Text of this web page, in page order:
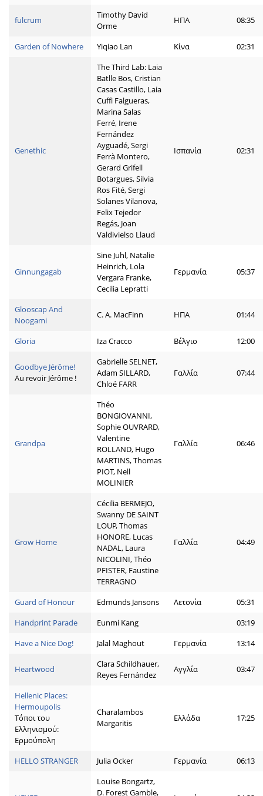
fulcrum
Timothy David
Orme
ΗΠΑ 08:35
Garden of Nowhere Yiqiao Lan Κίνα 02:31
Genethic
The Third Lab: Laia
Batlle Bos, Cristian
Casas Castillo, Laia
Cuffi Falgueras,
Marina Salas
Ferré, Irene
Fernández
Ayguadé, Sergi
Ferrà Montero,
Gerard Grifell
Botargues, Silvia
Ros Fité, Sergi
Solanes Vilanova,
Felix Tejedor
Regás, Joan
Valdivielso Llaud
Ισπανία 02:31
Ginnungagab
Sine Juhl, Natalie
Heinrich, Lola
Vergara Franke,
Cecilia Lepratti
Γερμανία 05:37
Glooscap And
Noogami
C. A. MacFinn ΗΠΑ 01:44
Gloria Iza Cracco Βέλγιο 12:00
Goodbye Jérôme!
Au revoir Jérôme !
Gabrielle SELNET,
Adam SILLARD,
Chloé FARR
Γαλλία 07:44
Grandpa
Théo
BONGIOVANNI,
Sophie OUVRARD,
Valentine
ROLLAND, Hugo
MARTINS, Thomas
PIOT, Nell
MOLINIER
Γαλλία 06:46
Grow Home
Cécilia BERMEJO,
Swanny DE SAINT
LOUP, Thomas
HONORE, Lucas
NADAL, Laura
NICOLINI, Théo
PFISTER, Faustine
TERRAGNO
Γαλλία 04:49
Guard of Honour Edmunds Jansons Λετονία
05:31
Handprint Parade
Eunmi Kang
03:19
Have a Nice Dog!
Jalal Maghout Γερμανία 13:14
Heartwood
Clara Schildhauer,
Reyes Fernández
Αγγλία 03:47
Hellenic Places:
Hermoupolis
Τόποι του
Ελληνισμού:
Ερμούπολη
Charalambos
Margaritis
Ελλάδα 17:25
HELLO STRANGER Julia Ocker Γερμανία 06:13
Louise Bongartz,
D. Forest Gamble,